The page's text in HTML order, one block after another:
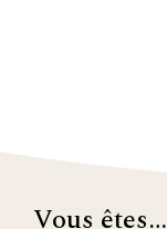
Vous êtes…